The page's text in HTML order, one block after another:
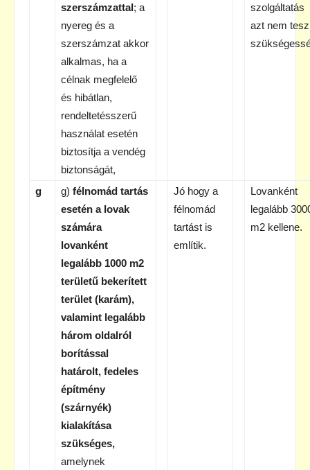
szerszámzattal; a
nyereg és a
szerszámzat akkor
alkalmas, ha a
célnak megfelelő
és hibátlan,
rendeltetésszerű
használat esetén
biztosítja a vendég
biztonságát,
szolgáltatás
azt nem
g g) félnomád tartás
esetén a lovak
számára
lovanként
legalább 1000 m2
területű bekerített
terület (karám),
valamint legalább
három oldalról
borítással
határolt, fedeles
építmény
(szárnyék)
kialakítása
szükséges,
amelynek
Jó hogy a
félnomád
tartást is
említik.
Lovanként
legalább
m2 kellene.